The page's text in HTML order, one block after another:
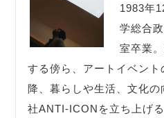
1983年
学総合
室卒業
する傍ら、アートイベント
降、暮らしや生活、文化
社ANTI-ICONを立ち上げる